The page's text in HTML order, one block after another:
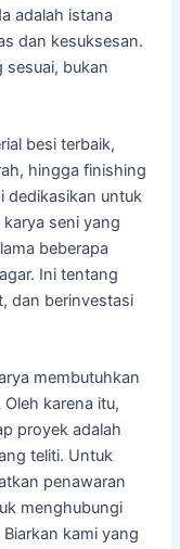
adalah istana
dan kesuksesan.
bukan
besi terbaik,
hingga finishing
dedikasikan untuk
seni yang
beberapa
Ini tentang
dan berinvestasi
membutuhkan
karena itu,
proyek adalah
teliti. Untuk
penawaran
menghubungi
kami yang